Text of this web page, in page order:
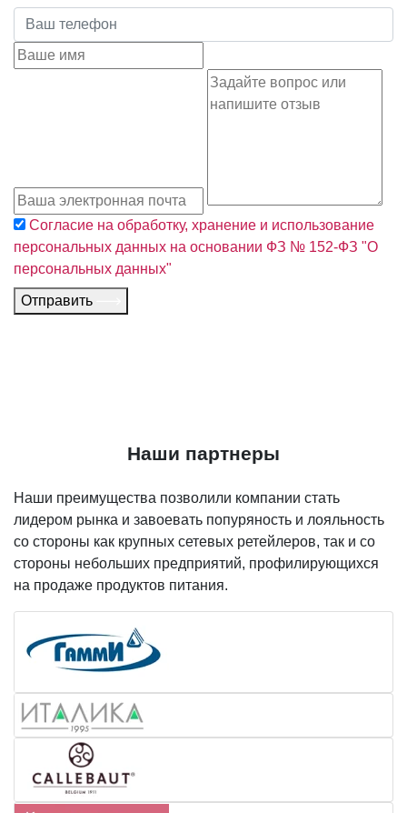
Согласие на обработку, хранение и использование
персональных данных на основании ФЗ № 152-ФЗ "О
персональных данных"
Отправить
Наши партнеры
Наши преимущества позволили компании стать
лидером рынка и завоевать попуряность и лояльность
со стороны как крупных сетевых ретейлеров, так и со
стороны небольших предприятий, профилирующихся
на продаже продуктов питания.